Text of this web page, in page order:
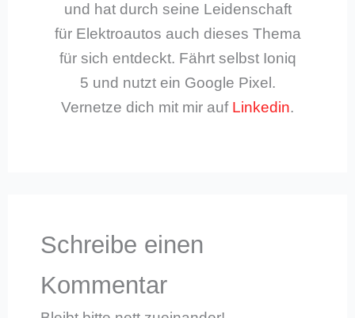
und hat durch seine Leidenschaft
für Elektroautos auch dieses Thema
für sich entdeckt. Fährt selbst Ioniq
5 und nutzt ein Google Pixel.
Vernetze dich mit mir auf Linkedin.
Schreibe einen
Kommentar